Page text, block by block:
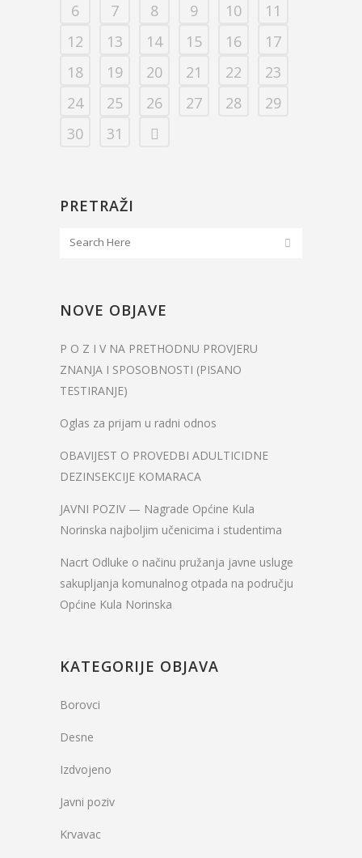
6
7 8 9 10
11
12
13 14 15 16
17
18
19 20 21 22
23
24
25 26 27 28
29
30
31
PRETRAŽI
NOVE OBJAVE
P O Z I V NA PRETHODNU PROVJERU
ZNANJA I SPOSOBNOSTI (PISANO
TESTIRANJE)
Oglas za prijam u radni odnos
OBAVIJEST O PROVEDBI ADULTICIDNE
DEZINSEKCIJE KOMARACA
JAVNI POZIV — Nagrade Općine Kula
Norinska najboljim učenicima i studentima
Nacrt Odluke o načinu pružanja javne usluge
sakupljanja komunalnog otpada na području
Općine Kula Norinska
KATEGORIJE OBJAVA
Borovci
Desne
Izdvojeno
Javni poziv
Krvavac